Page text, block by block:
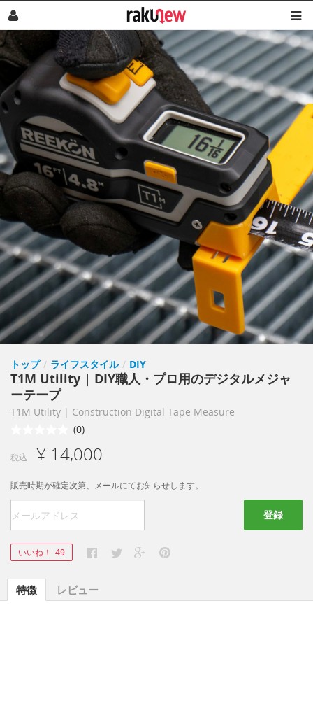
トップ / ライフスタイル / DIY
T1M Utility | DIY職人・プロ用のデジタルメジャ
ーテープ
T1M Utility | Construction Digital Tape Measure
(0)
税込 ¥ 14,000
販売時期が確定次第、メールにてお知らせします。
登録
いいね！ 49
特徴 レビュー